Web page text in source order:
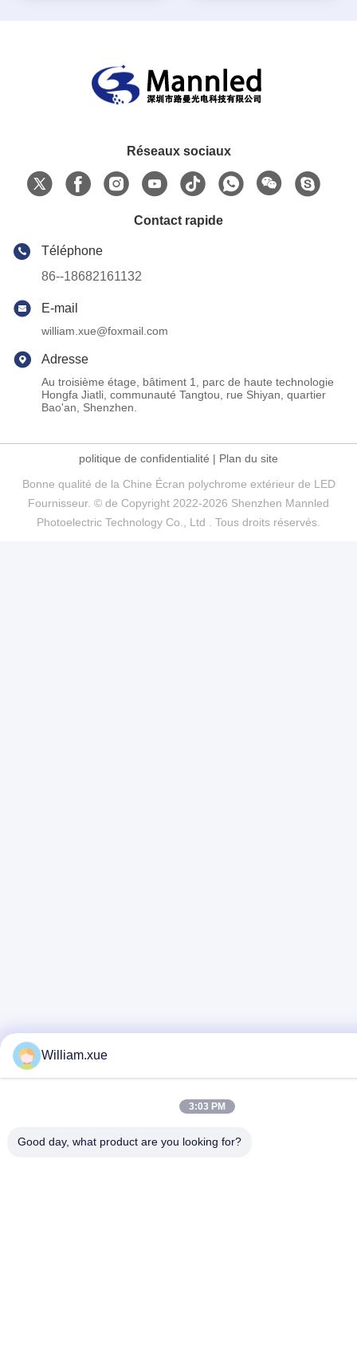
Réseaux sociaux
Contact rapide
Téléphone
86--18682161132
E-mail
william.xue@foxmail.com
Adresse
Au troisième étage, bâtiment 1, parc de haute technologie
Hongfa Jiatli, communauté Tangtou, rue Shiyan, quartier
Bao'an, Shenzhen.
politique de confidentialité | Plan du site
Bonne qualité de la Chine Écran polychrome extérieur de LED
Fournisseur. © de Copyright 2022-2026 Shenzhen Mannled
Photoelectric Technology Co., Ltd . Tous droits réservés.
William.xue
3:03 PM
Good day, what product are you looking for?